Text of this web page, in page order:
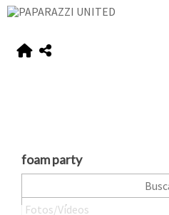
foam party